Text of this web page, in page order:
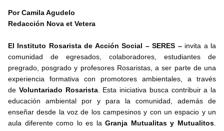
Por Camila Agudelo
Redacción Nova et Vetera
El Instituto Rosarista de Acción Social – SERES –invita a la
comunidad de egresados, colaboradores, estudiantes de
pregrado, posgrado y profesores Rosaristas, a ser parte de una
experiencia formativa con promotores ambientales, a través
de Voluntariado Rosarista. Esta iniciativa busca contribuir a la
educación ambiental por y para la comunidad, además de
enseñar desde la voz de los campesinos y con un espacio y un
aula diferente como lo es laGranja Mutualitas y Mutualitos